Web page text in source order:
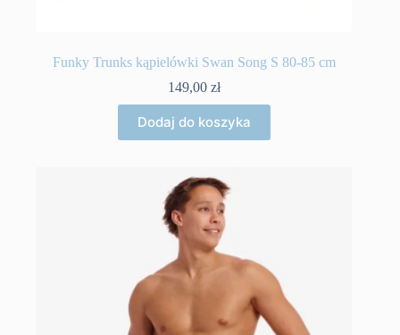
Funky Trunks kąpielówki Swan Song S 80-85 cm
149,00 zł
Dodaj do koszyka